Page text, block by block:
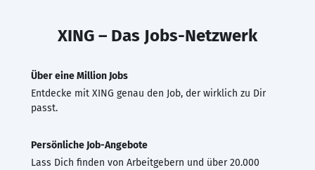
XING – Das Jobs-Netzwerk
Über eine Million Jobs
Entdecke mit XING genau den Job, der wirklich zu Dir
passt.
Persönliche Job-Angebote
Lass Dich finden von Arbeitgebern und über 20.000